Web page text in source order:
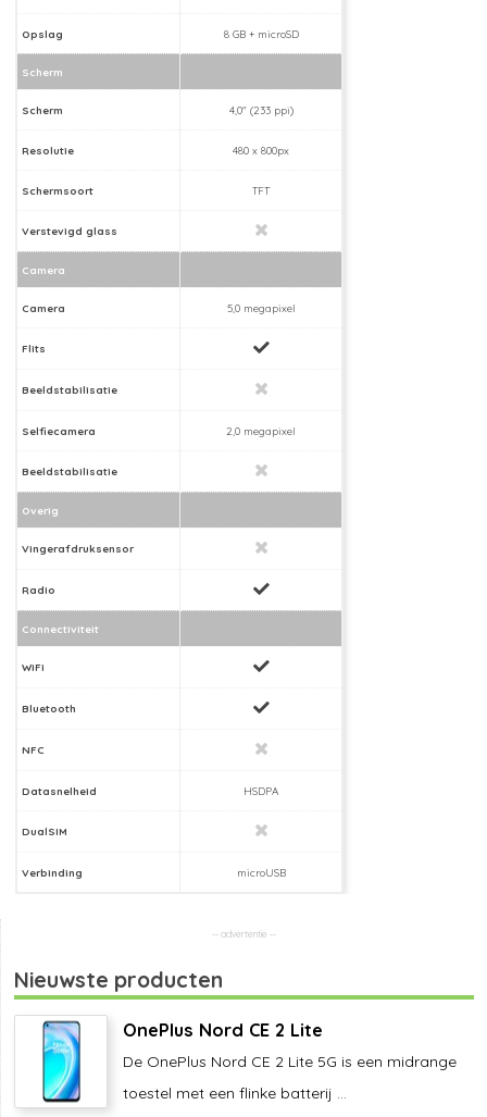
Opslag 8 GB + microSD
Scherm
Scherm 4,0" (233 ppi)
Resolutie 480 x 800px
Schermsoort TFT
Verstevigd glass
Camera
Camera 5,0 megapixel
Flits
Beeldstabilisatie
Selfiecamera 2,0 megapixel
Beeldstabilisatie
Overig
Vingerafdruksensor
Radio
Connectiviteit
WiFi
Bluetooth
NFC
Datasnelheid HSDPA
DualSIM
Verbinding microUSB
Nieuwste producten
OnePlus Nord CE 2 Lite
De OnePlus Nord CE 2 Lite 5G is een midrange
toestel met een flinke batterij ...